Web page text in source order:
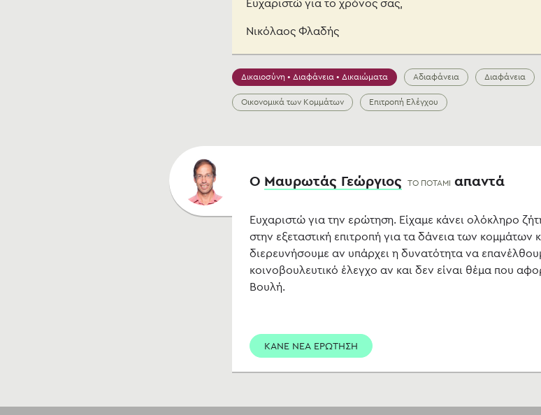
Ευχαριστώ για το χρόνος σας,
Νικόλαος Φλαδής
Δικαιοσύνη • Διαφάνεια • Δικαιώματα Αδιαφάνεια Διαφάνεια
Οικονομικά των Κομμάτων Επιτροπή Ελέγχου
O Μαυρωτάς Γεώργιος ΤΟ ΠΟΤΑΜΙ απαντά
Ευχαριστώ για την ερώτηση. Είχαμε κάνει ολόκληρο
στην εξεταστική επιτροπή για τα δάνεια των
διερευνήσουμε αν υπάρχει η δυνατότητα να
κοινοβουλευτικό έλεγχο αν και δεν είναι θέμα που
Βουλή.
ΚΑΝΕ ΝΕΑ ΕΡΩΤΗΣΗ